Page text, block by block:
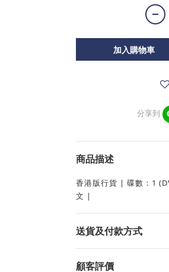
加入購物車
分享到
商品描述
香港版行貨 | 碟數：1
文 |
送貨及付款方式
顧客評價